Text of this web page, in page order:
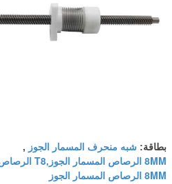
بطاقة: شبه منحرف المسمار الجوز ,
8MM الرصاص المسمار الجوز,T8 الرصاص المسمار الجوز
8MM الرصاص المسمار الجوز